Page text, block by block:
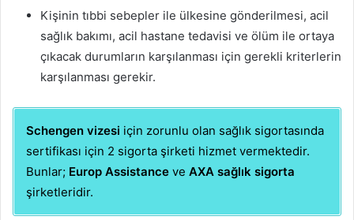
Kişinin tıbbi sebepler ile ülkesine gönderilmesi, acil
sağlık bakımı, acil hastane tedavisi ve ölüm ile ortaya
çıkacak durumların karşılanması için gerekli kriterlerin
karşılanması gerekir.
Schengen vizesi için zorunlu olan sağlık sigortasında
sertifikası için 2 sigorta şirketi hizmet vermektedir.
Bunlar; Europ Assistance ve AXA sağlık sigorta
şirketleridir.